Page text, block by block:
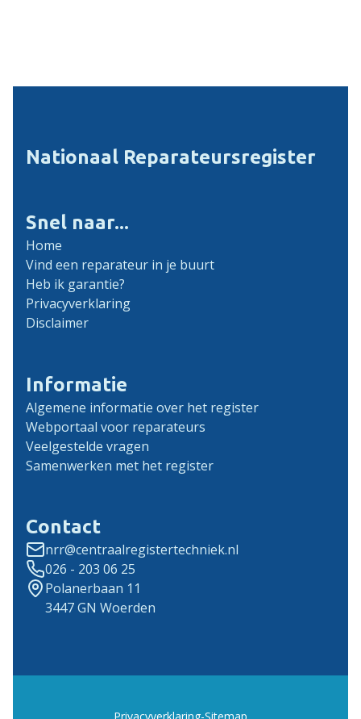
Nationaal Reparateursregister
Snel naar...
Home
Vind een reparateur in je buurt
Heb ik garantie?
Privacyverklaring
Disclaimer
Informatie
Algemene informatie over het register
Webportaal voor reparateurs
Veelgestelde vragen
Samenwerken met het register
Contact
nrr@centraalregistertechniek.nl
026 - 203 06 25
Polanerbaan 11
3447 GN Woerden